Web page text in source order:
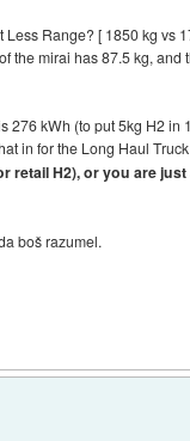
Range? [ 1850 kg vs
the mirai has 87.5 kg,
kWh (to put 5kg H2
in for the Long Haul
retail H2), or you are
boš razumel.